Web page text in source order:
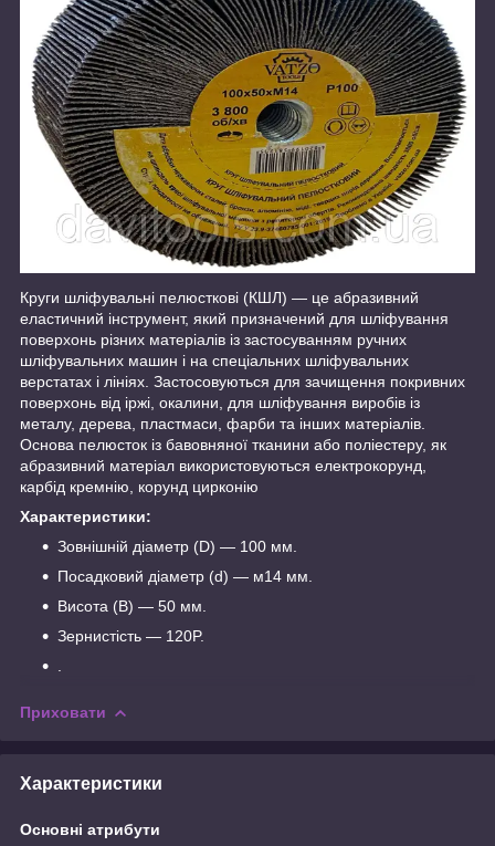
Круги шліфувальні пелюсткові (КШЛ) — це абразивний
еластичний інструмент, який призначений для шліфування
поверхонь різних матеріалів із застосуванням ручних
шліфувальних машин і на спеціальних шліфувальних
верстатах і лініях. Застосовуються для зачищення покривних
поверхонь від іржі, окалини, для шліфування виробів із
металу, дерева, пластмаси, фарби та інших матеріалів.
Основа пелюсток із бавовняної тканини або поліестеру, як
абразивний матеріал використовуються електрокорунд,
карбід кремнію, корунд цирконію
Характеристики:
Зовнішній діаметр (D) — 100 мм.
Посадковий діаметр (d) — м14 мм.
Висота (B) — 50 мм.
Зернистість — 120P.
Приховати
Характеристики
Основні атрибути